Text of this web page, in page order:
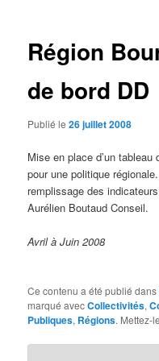
Région
de bord DD
Publié le26 juillet 2008
Mise en place d’un
pour une politique
remplissage des
Aurélien Boutaud Conseil.
Avril à Juin 2008
Ce contenu a été publié dans
marqué avecCollectivités,
Publiques, Régions. Mettez-